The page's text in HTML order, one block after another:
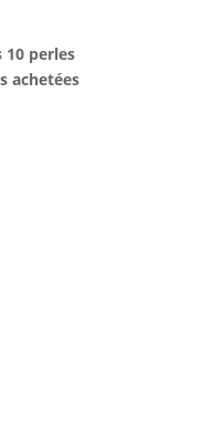
10 perles
achetées